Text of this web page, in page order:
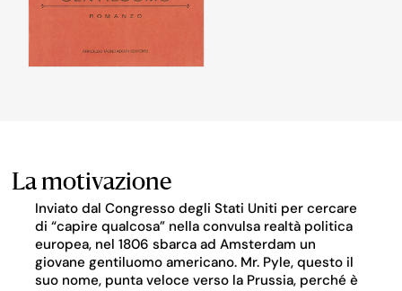
La motivazione
Inviato dal Congresso degli Stati Uniti per cercare
di “capire qualcosa” nella convulsa realtà politica
europea, nel 1806 sbarca ad Amsterdam un
giovane gentiluomo americano. Mr. Pyle, questo il
suo nome, punta veloce verso la Prussia, perché è